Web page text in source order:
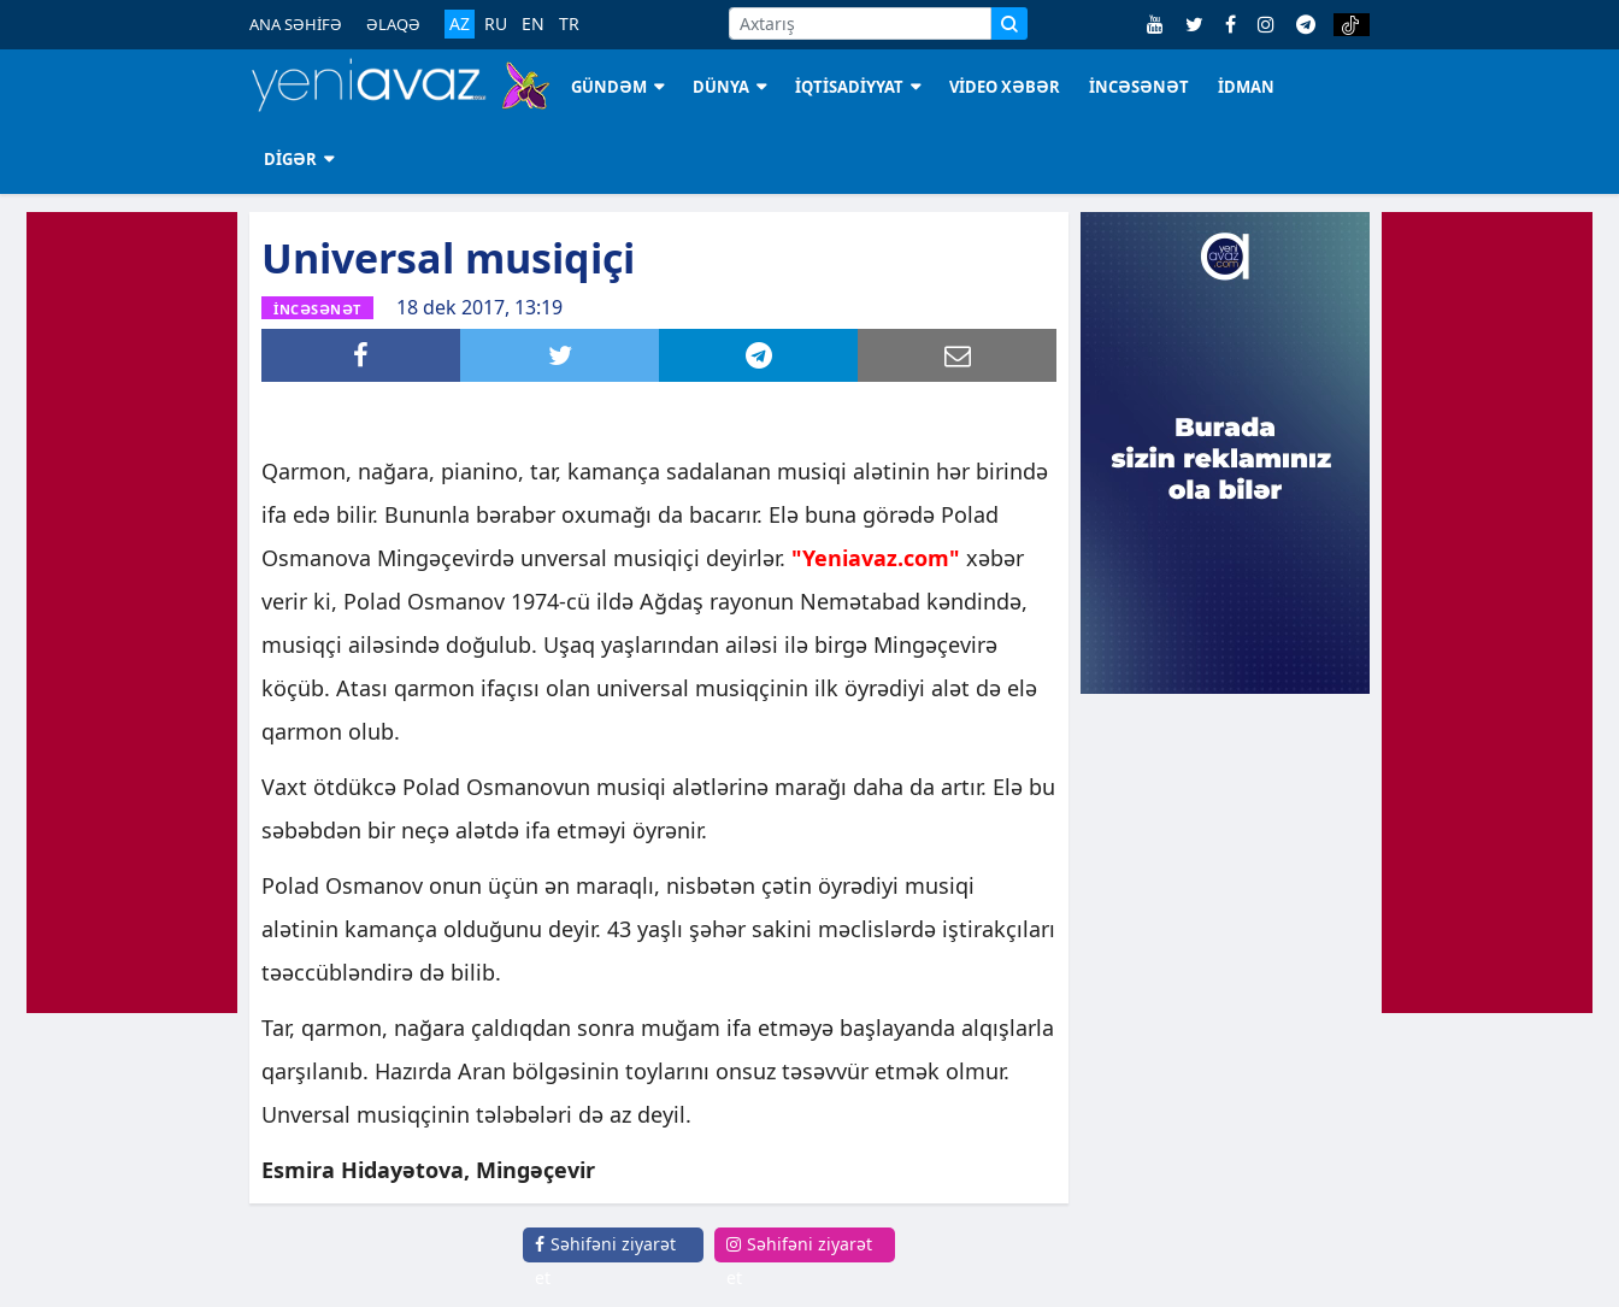
ANA SƏHİFƏ ƏLAQƏ AZ RU EN TR
GÜNDƏM DÜNYA İQTİSADİYYAT VİDEO XƏBƏR İNCƏSƏNƏT İDMAN
DİGƏR
Universal musiqiçi
İNCƏSƏNƏT 18 dek 2017, 13:19
Qarmon, nağara, pianino, tar, kamança sadalanan musiqi alətinin hər birində
ifa edə bilir. Bununla bərabər oxumağı da bacarır. Elə buna görədə Polad
Osmanova Mingəçevirdə unversal musiqiçi deyirlər. "Yeniavaz.com" xəbər
verir ki, Polad Osmanov 1974-cü ildə Ağdaş rayonun Nemətabad kəndində,
musiqçi ailəsində doğulub. Uşaq yaşlarından ailəsi ilə birgə Mingəçevirə
köçüb. Atası qarmon ifaçısı olan universal musiqçinin ilk öyrədiyi alət də elə
qarmon olub.
Vaxt ötdükcə Polad Osmanovun musiqi alətlərinə marağı daha da artır. Elə bu
səbəbdən bir neçə alətdə ifa etməyi öyrənir.
Polad Osmanov onun üçün ən maraqlı, nisbətən çətin öyrədiyi musiqi
alətinin kamança olduğunu deyir. 43 yaşlı şəhər sakini məclislərdə iştirakçıları
təəccübləndirə də bilib.
Tar, qarmon, nağara çaldıqdan sonra muğam ifa etməyə başlayanda alqışlarla
qarşılanıb. Hazırda Aran bölgəsinin toylarını onsuz təsəvvür etmək olmur.
Unversal musiqçinin tələbələri də az deyil.
Esmira Hidayətova, Mingəçevir
Səhifəni ziyarət
Səhifəni ziyarət